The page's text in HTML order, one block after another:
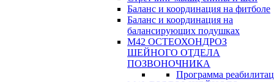
Баланс и координация на фитболе
Баланс и координация на
балансирующих подушках
М42 ОСТЕОХОНДРОЗ
ШЕЙНОГО ОТДЕЛА
ПОЗВОНОЧНИКА
Программа